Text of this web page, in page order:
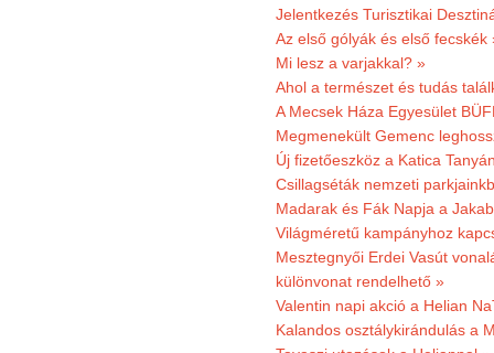
Jelentkezés Turisztikai
Az első gólyák és első fecskék
Mi lesz a varjakkal? »
Ahol a természet és tudás
A Mecsek Háza Egyesület
Megmenekült Gemenc
Új fizetőeszköz a Katica
Csillagséták nemzeti
Madarak és Fák Napja a
Világméretű kampányhoz
Mesztegnyői Erdei Vasút
különvonat rendelhető »
Valentin napi akció a Helian
Kalandos osztálykirándulás a